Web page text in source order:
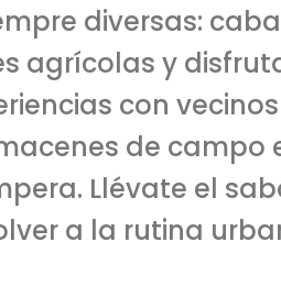
diversas:
agrícolas y
con
de campo
Llévate el
a la rutina